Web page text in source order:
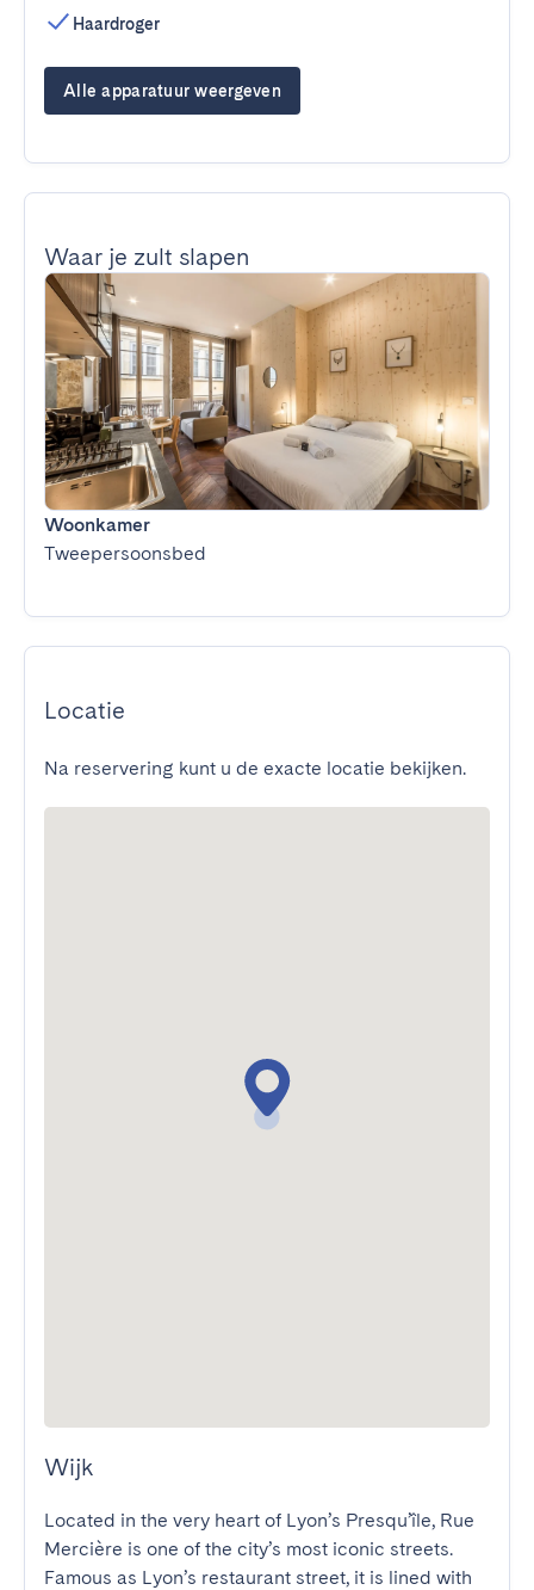
Haardroger
Alle apparatuur weergeven
Waar je zult slapen
Woonkamer
Tweepersoonsbed
Locatie
Na reservering kunt u de exacte locatie bekijken.
Wijk
Located in the very heart of Lyon’s Presqu’île, Rue
Mercière is one of the city’s most iconic streets.
Famous as Lyon’s restaurant street, it is lined with